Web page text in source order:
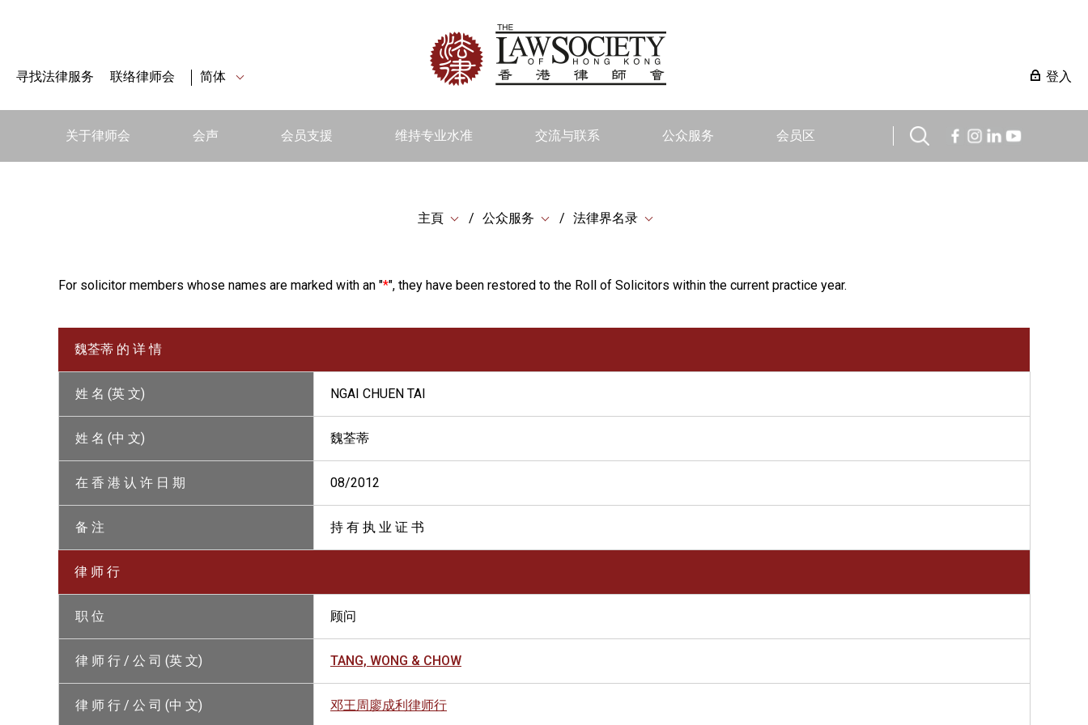
寻找法律服务 联络律师会 简体 登入
关于律师会 会声 会员支援 维持专业水准 交流与联系 公众服务 会员区
主頁 公众服务 法律界名录
For solicitor members whose names are marked with an "*", they have been restored to the Roll of Solicitors within the current practice year.
魏荃蒂 的 详 情
姓 名 (英 文) NGAI CHUEN TAI
姓 名 (中 文) 魏荃蒂
在 香 港 认 许 日 期 08/2012
备 注 持 有 执 业 证 书
律 师 行
职 位 顾问
律 师 行 / 公 司 (英 文) TANG, WONG & CHOW
律 师 行 / 公 司 (中 文) 邓王周廖成利律师行